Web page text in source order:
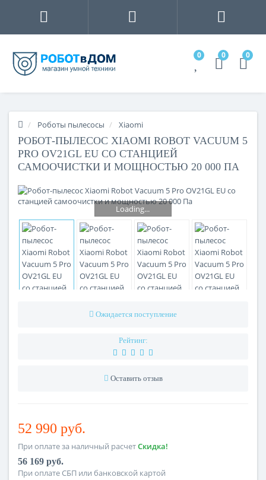
0 0 0
Роботы пылесосы Xiaomi
РОБОТ-ПЫЛЕСОС XIAOMI ROBOT VACUUM 5
PRO OV21GL EU СО СТАНЦИЕЙ
САМООЧИСТКИ И МОЩНОСТЬЮ 20 000 ПА
Loading...
Ожидается поступление
Рейтинг:
Оставить отзыв
52 990 руб.
При оплате за наличный расчетСкидка!
56 169 руб.
При оплате СБП или банковской картой